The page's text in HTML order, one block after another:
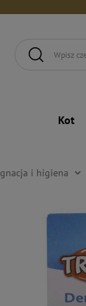
Kot
i higiena